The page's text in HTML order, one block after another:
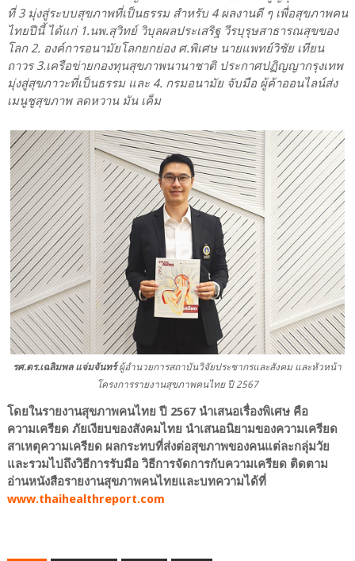
ที่ 3 มุ่งสู่ระบบสุขภาพที่เป็นธรรม สำหรับ 4 ผลงานดี ๆ เพื่อสุขภาพคน
ไทยปีนี้ ได้แก่ 1.นพ.สุวิทย์ วิบุลผลประเสริฐ วีรบุรุษสาธารณสุขของ
โลก 2. องค์การอนามัยโลกยกย่อง ศ.พิเศษ นายแพทย์วิชัย เทียน
ถาวร 3.เครือข่ายกองทุนสุขภาพนานาชาติ ประกาศปฏิญญากรุงเทพ
มุ่งสู่สุขภาวะที่เป็นธรรม และ 4. กรมอนามัย จับมือ ผู้ค้าออนไลน์ส่ง
เมนูชูสุขภาพ ลดหวาน มัน เค็ม
รศ.ดร.เฉลิมพล แจ่มจันทร์ผู้อำนวยการสถาบันวิจัยประชากรและสังคม และหัวหน้า
โครงการรายงานสุขภาพคนไทย ปี 2567
โดยในรายงานสุขภาพคนไทย ปี 2567 นำเสนอเรื่องพิเศษ คือ
ความเครียด ภัยเงียบของสังคมไทย นำเสนอนิยามของความเครียด
สาเหตุความเครียด ผลกระทบที่ส่งต่อสุขภาพของคนแต่ละกลุ่มวัย
และรวมไปถึงวิธีการรับมือ วิธีการจัดการกับความเครียด ติดตาม
อ่านหนังสือรายงานสุขภาพคนไทยและบทความได้ที่
www.thaihealthreport.com